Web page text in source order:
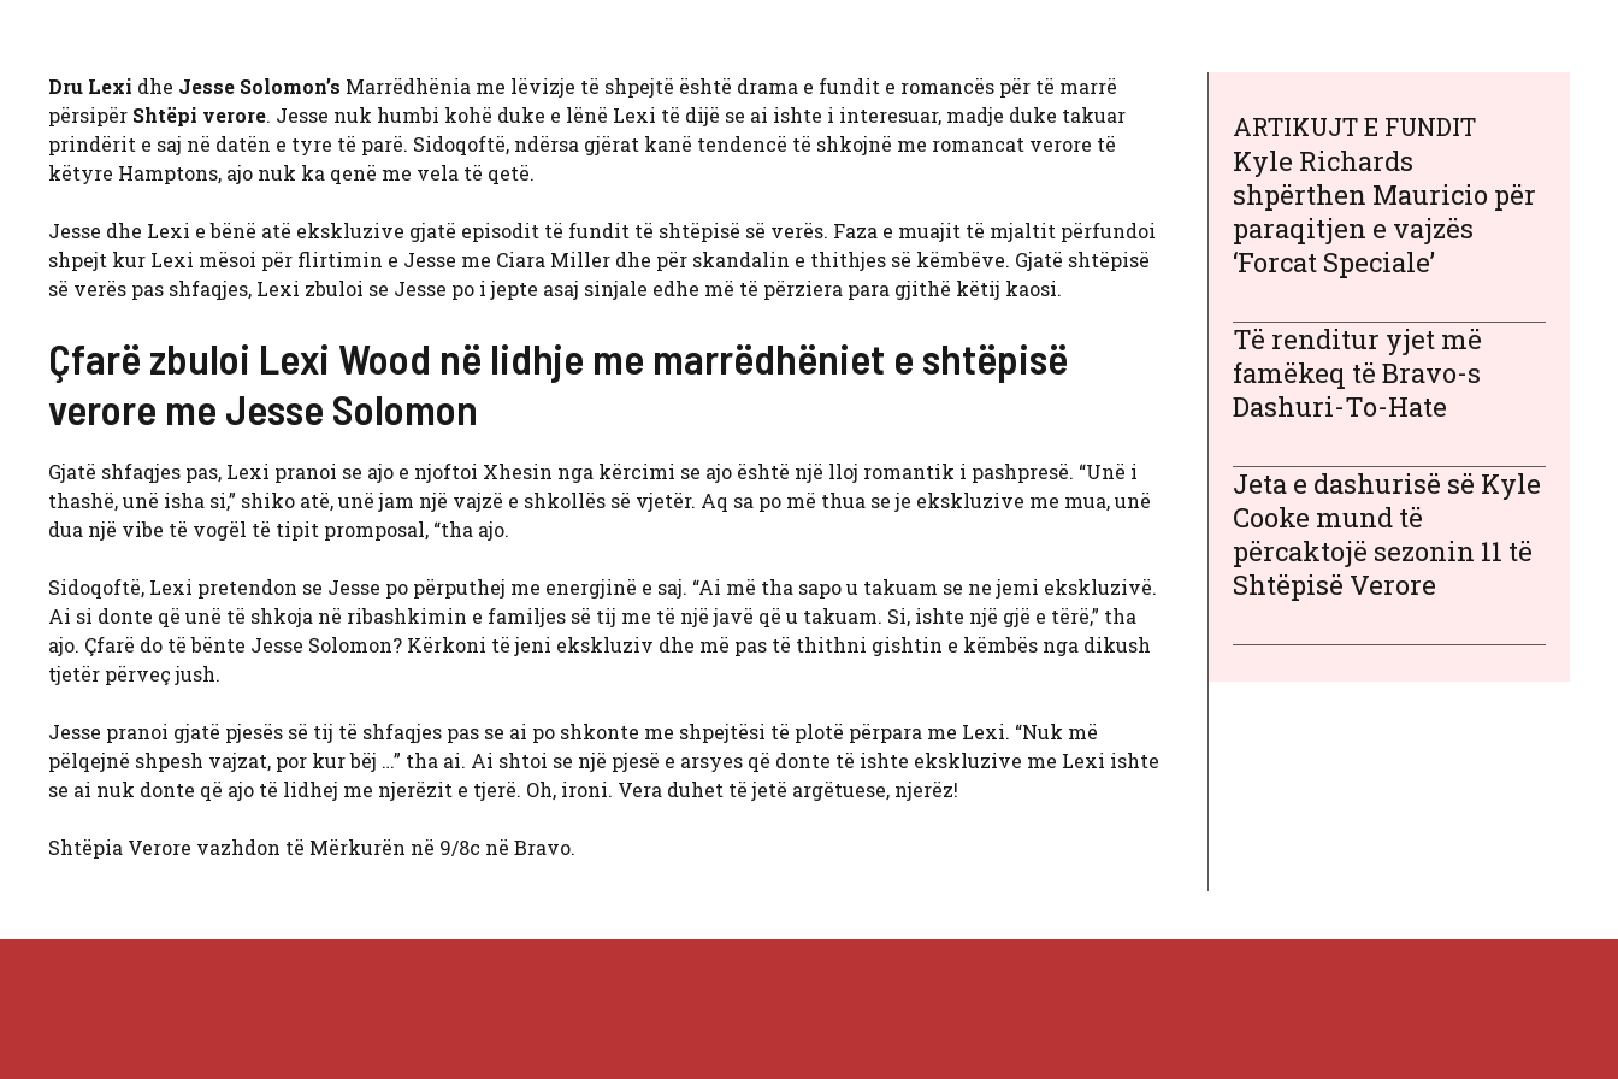
Dru Lexi dhe Jesse Solomon’s Marrëdhënia me lëvizje të shpejtë është drama e fundit e romancës për të marrë
përsipër Shtëpi verore. Jesse nuk humbi kohë duke e lënë Lexi të dijë se ai ishte i interesuar, madje duke takuar
prindërit e saj në datën e tyre të parë. Sidoqoftë, ndërsa gjërat kanë tendencë të shkojnë me romancat verore të
këtyre Hamptons, ajo nuk ka qenë me vela të qetë.
Jesse dhe Lexi e bënë atë ekskluzive gjatë episodit të fundit të shtëpisë së verës. Faza e muajit të mjaltit përfundoi
shpejt kur Lexi mësoi për flirtimin e Jesse me Ciara Miller dhe për skandalin e thithjes së këmbëve. Gjatë shtëpisë
së verës pas shfaqjes, Lexi zbuloi se Jesse po i jepte asaj sinjale edhe më të përziera para gjithë këtij kaosi.
Çfarë zbuloi Lexi Wood në lidhje me marrëdhëniet e shtëpisë
verore me Jesse Solomon
Gjatë shfaqjes pas, Lexi pranoi se ajo e njoftoi Xhesin nga kërcimi se ajo është një lloj romantik i pashpresë. “Unë i
thashë, unë isha si,” shiko atë, unë jam një vajzë e shkollës së vjetër. Aq sa po më thua se je ekskluzive me mua, unë
dua një vibe të vogël të tipit promposal, “tha ajo.
Sidoqoftë, Lexi pretendon se Jesse po përputhej me energjinë e saj. “Ai më tha sapo u takuam se ne jemi ekskluzivë.
Ai si donte që unë të shkoja në ribashkimin e familjes së tij me të një javë që u takuam. Si, ishte një gjë e tërë,” tha
ajo. Çfarë do të bënte Jesse Solomon? Kërkoni të jeni ekskluziv dhe më pas të thithni gishtin e këmbës nga dikush
tjetër përveç jush.
Jesse pranoi gjatë pjesës së tij të shfaqjes pas se ai po shkonte me shpejtësi të plotë përpara me Lexi. “Nuk më
pëlqejnë shpesh vajzat, por kur bëj …” tha ai. Ai shtoi se një pjesë e arsyes që donte të ishte ekskluzive me Lexi ishte
se ai nuk donte që ajo të lidhej me njerëzit e tjerë. Oh, ironi. Vera duhet të jetë argëtuese, njerëz!
Shtëpia Verore vazhdon të Mërkurën në 9/8c në Bravo.
ARTIKUJT E FUNDIT
Kyle Richards
shpërthen Mauricio për
paraqitjen e vajzës
‘Forcat Speciale’
Të renditur yjet më
famëkeq të Bravo-s
Dashuri-To-Hate
Jeta e dashurisë së Kyle
Cooke mund të
përcaktojë sezonin 11 të
Shtëpisë Verore